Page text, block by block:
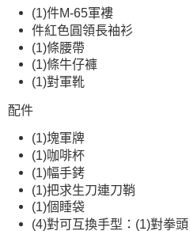
(1)件M-65軍褸
件紅色圓領長袖衫
(1)條腰帶
(1)條牛仔褲
(1)對軍靴
配件
(1)塊軍牌
(1)咖啡杯
(1)幅手銬
(1)把求生刀連刀鞘
(1)個睡袋
(4)對可互換手型：(1)對拳